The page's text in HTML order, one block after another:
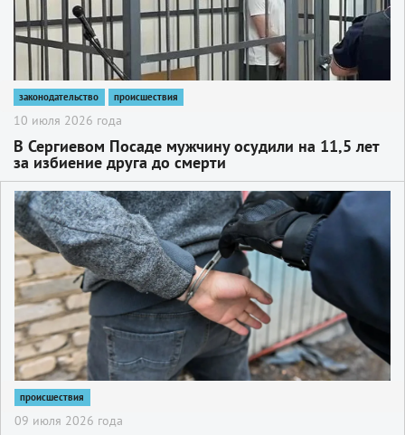
законодательство происшествия
10 июля 2026 года
В Сергиевом Посаде мужчину осудили на 11,5 лет
за избиение друга до смерти
2
происшествия
09 июля 2026 года